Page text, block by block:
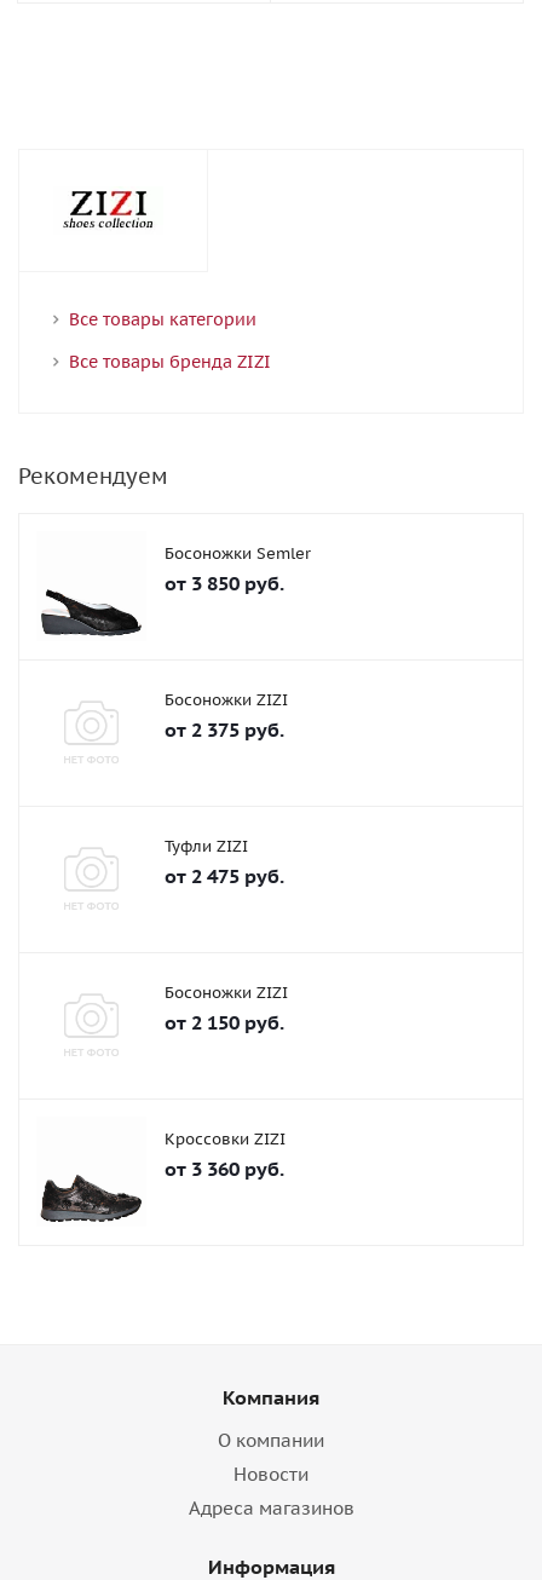
Все товары категории
Все товары бренда ZIZI
Рекомендуем
Босоножки Semler
от 3 850 руб.
Босоножки ZIZI
от 2 375 руб.
Туфли ZIZI
от 2 475 руб.
Босоножки ZIZI
от 2 150 руб.
Кроссовки ZIZI
от 3 360 руб.
Компания
О компании
Новости
Адреса магазинов
Информация